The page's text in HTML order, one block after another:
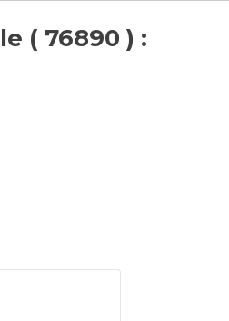
( 76890 ) :